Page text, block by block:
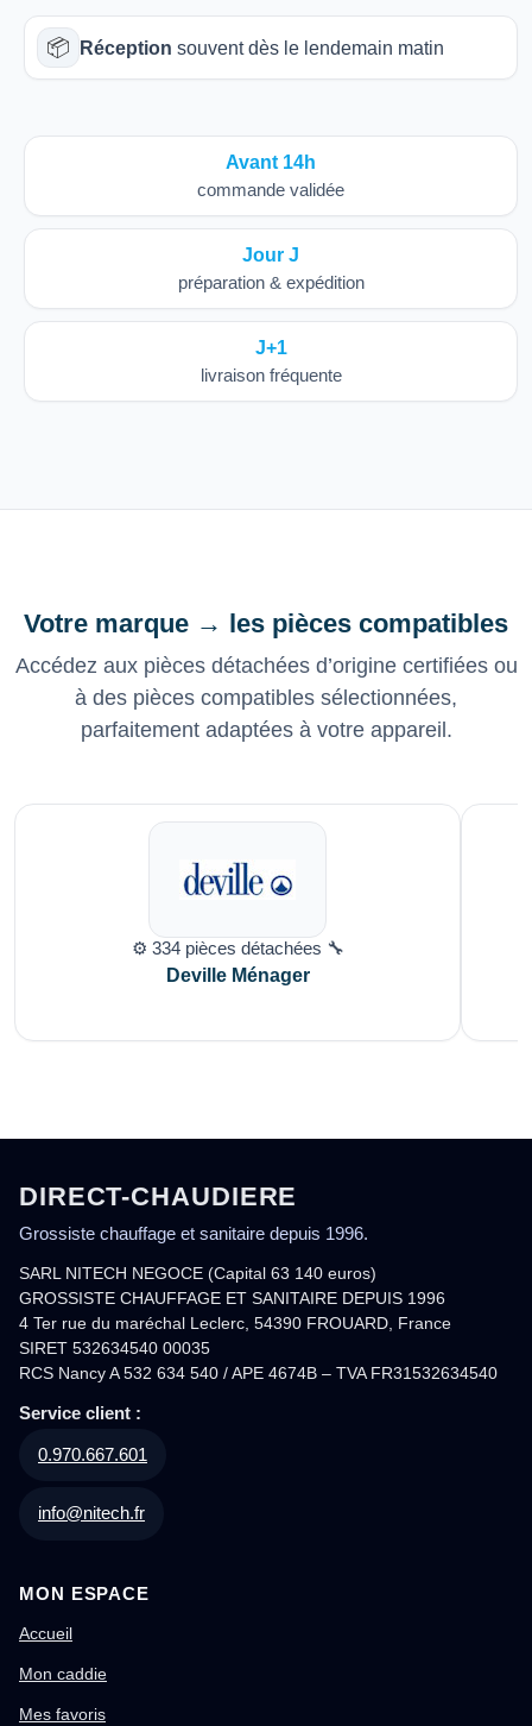
📦 Réception souvent dès le lendemain matin
Avant 14h
commande validée
Jour J
préparation & expédition
J+1
livraison fréquente
Votre marque → les pièces compatibles
Accédez aux pièces détachées d’origine certifiées ou
à des pièces compatibles sélectionnées,
parfaitement adaptées à votre appareil.
⚙️ 334 pièces détachées 🔧
Deville Ménager
DIRECT-CHAUDIERE
Grossiste chauffage et sanitaire depuis 1996.
SARL NITECH NEGOCE (Capital 63 140 euros)
GROSSISTE CHAUFFAGE ET SANITAIRE DEPUIS 1996
4 Ter rue du maréchal Leclerc, 54390 FROUARD, France
SIRET 532634540 00035
RCS Nancy A 532 634 540 / APE 4674B – TVA FR31532634540
Service client :
0.970.667.601
info@nitech.fr
MON ESPACE
Accueil
Mon caddie
Mes favoris